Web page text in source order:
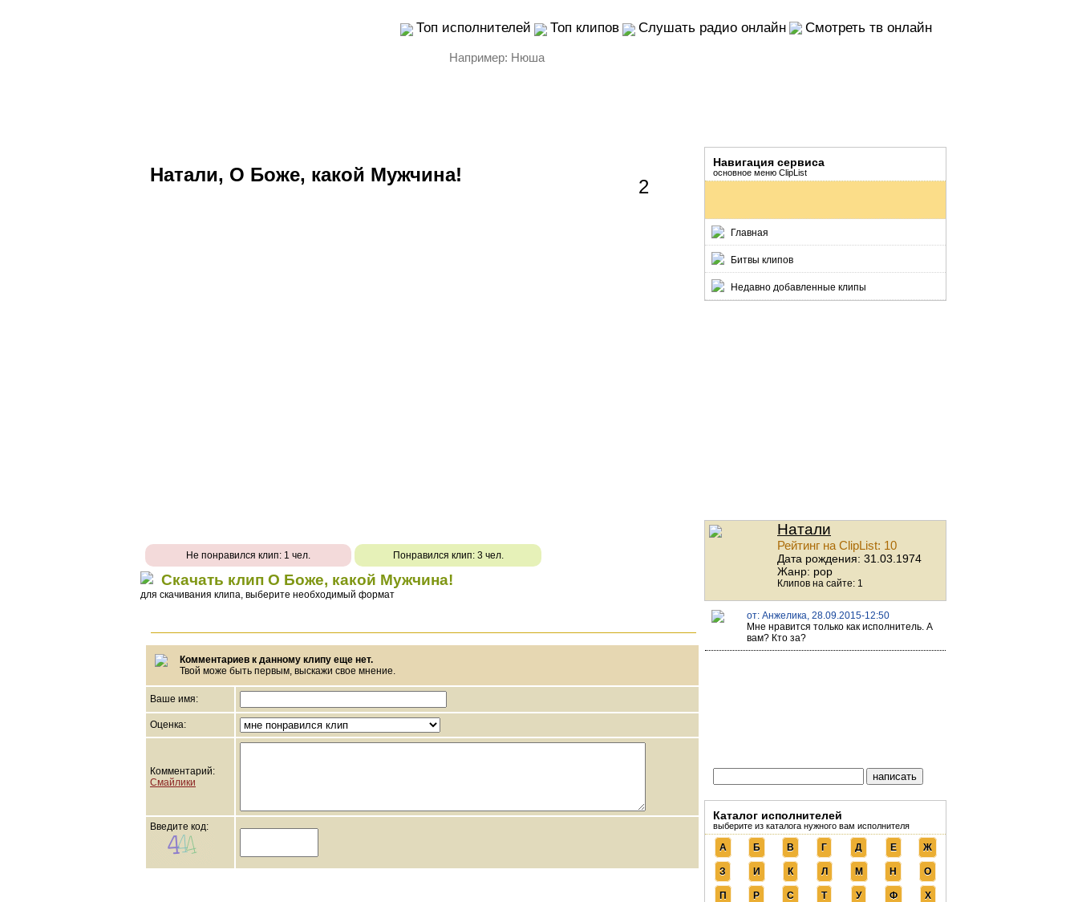
Топ исполнителей Топ клипов Слушать радио онлайн Смотреть тв онлайн
2
Натали, О Боже, какой Мужчина!
Не понравился клип: 1 чел. Понравился клип: 3 чел.
Скачать клип О Боже, какой Мужчина!
для скачивания клипа, выберите необходимый формат
Комментариев к данному клипу еще нет.
Твой може быть первым, выскажи свое мнение.
Ваше имя:
Оценка:
Комментарий:
Смайлики
Введите код:
Навигация сервиса
основное меню ClipList
Главная
Битвы клипов
Недавно добавленные клипы
Натали
Рейтинг на ClipList: 10
Дата рождения: 31.03.1974
Жанр: pop
Клипов на сайте: 1
от: Анжелика, 28.09.2015-12:50
Мне нравится только как исполнитель. А
вам? Кто за?
Каталог исполнителей
выберите из каталога нужного вам исполнителя
А Б В Г Д Е Ж
З И К Л М Н О
П Р С Т У Ф Х